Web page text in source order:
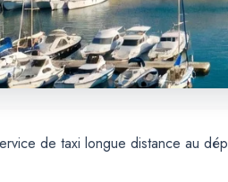
de taxi longue distance au